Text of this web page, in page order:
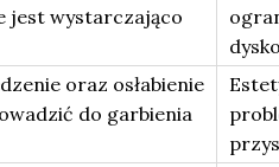
jest wystarczająco
oraz osłabienie
do garbienia